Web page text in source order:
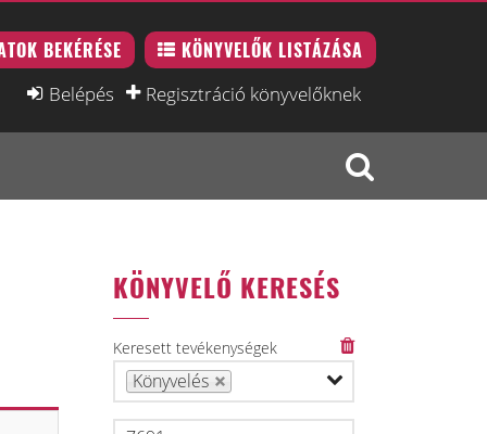
BEKÉRÉSE KÖNYVELŐK LISTÁZÁSA
Belépés Regisztráció könyvelőknek
KÖNYVELŐ KERESÉS
Keresett tevékenységek
Könyvelés